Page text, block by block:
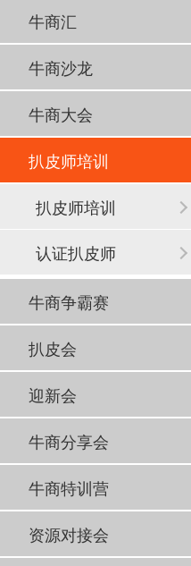
牛商汇
牛商沙龙
牛商大会
扒皮师培训
扒皮师培训
认证扒皮师
牛商争霸赛
扒皮会
迎新会
牛商分享会
牛商特训营
资源对接会